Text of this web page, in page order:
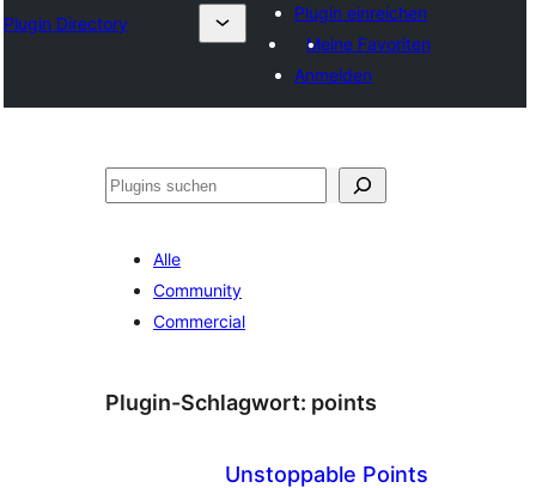
Plugin Directory
Plugin einreichen
Meine Favoriten
Anmelden
Suchen
Alle
Community
Commercial
Plugin-Schlagwort: points
Unstoppable Points